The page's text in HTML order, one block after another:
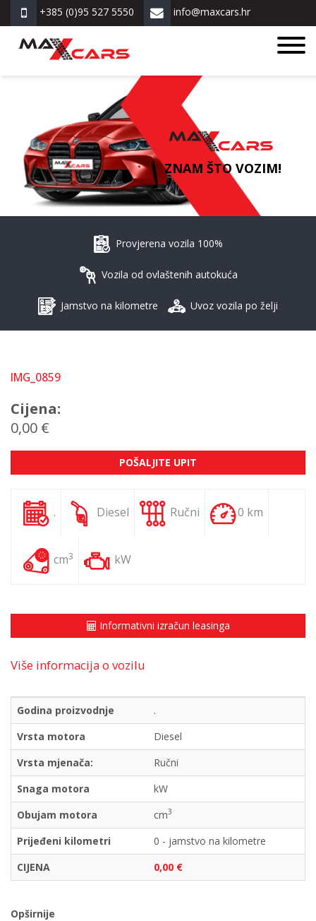
+385 (0)95 527 5550 info@maxcars.hr
ZNAM ŠTO VOZIM!
Provjerena vozila 100%
Vozila od ovlaštenih autokuća
Jamstvo na kilometre Uvoz vozila po želji
IMG_0859
Cijena:
0,00 €
POŠALJITE UPIT
. Diesel Ručni 0 km
cm3 kW
Informativni izračun leasinga
Više informacija o vozilu
Godina proizvodnje
.
Vrsta motora
Diesel
Vrsta mjenača:
Ručni
Snaga motora
kW
Obujam motora
cm3
Prijeđeni kilometri
0 - jamstvo na kilometre
CIJENA
0,00 €
Opširnije